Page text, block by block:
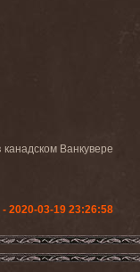
Ванкувере
- 2020-03-19 23:26:58